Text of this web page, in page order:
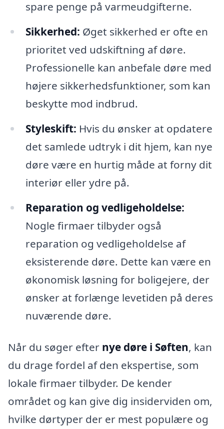
spare penge på varmeudgifterne.
Sikkerhed: Øget sikkerhed er ofte en
prioritet ved udskiftning af døre.
Professionelle kan anbefale døre med
højere sikkerhedsfunktioner, som kan
beskytte mod indbrud.
Styleskift: Hvis du ønsker at opdatere
det samlede udtryk i dit hjem, kan nye
døre være en hurtig måde at forny dit
interiør eller ydre på.
Reparation og vedligeholdelse:
Nogle firmaer tilbyder også
reparation og vedligeholdelse af
eksisterende døre. Dette kan være en
økonomisk løsning for boligejere, der
ønsker at forlænge levetiden på deres
nuværende døre.
Når du søger efter nye døre i Søften, kan
du drage fordel af den ekspertise, som
lokale firmaer tilbyder. De kender
området og kan give dig insiderviden om,
hvilke dørtyper der er mest populære og